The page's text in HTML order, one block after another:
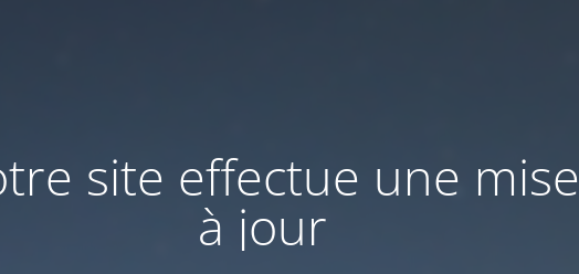
site effectue une mise
à jour